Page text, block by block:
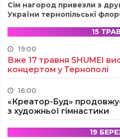
Сім нагород привезли з
України тернопільські
15
19:00
Вже 17 травня SHUMEI
концертом у Тернополі
16:00
«Креатор-Буд»
з художньої гімнастики
19